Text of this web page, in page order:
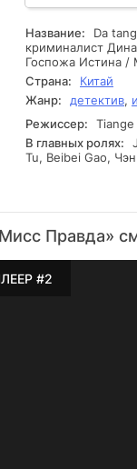
который сначала
будет играть
представить.
Название:
Da
криминалист
Госпожа Истина /
Страна: Китай
Жанр:
детектив,
Режиссер:
Tiange
В главных ролях:
Tu, Beibei Gao,
Правда»
#2